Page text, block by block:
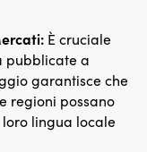
È cruciale
pubblicate a
garantisce che
regioni possano
lingua locale